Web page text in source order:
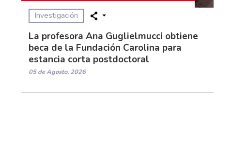
Investigación
La profesora Ana Guglielmucci obtiene
beca de la Fundación Carolina para
estancia corta postdoctoral
05 de Agosto, 2026